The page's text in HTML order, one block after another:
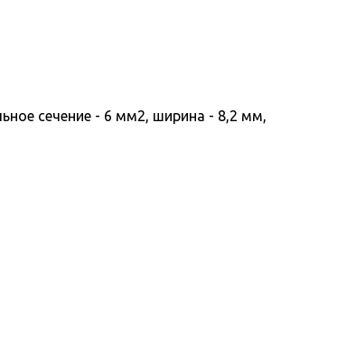
сечение - 6 мм2, ширина - 8,2 мм,